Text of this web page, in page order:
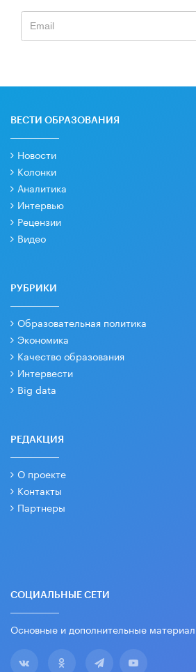
ВЕСТИ ОБРАЗОВАНИЯ
Новости
Колонки
Аналитика
Интервью
Рецензии
Видео
РУБРИКИ
Образовательная политика
Экономика
Качество образования
Интервести
Big data
РЕДАКЦИЯ
О проекте
Контакты
Партнеры
СОЦИАЛЬНЫЕ СЕТИ
Основные и дополнительные